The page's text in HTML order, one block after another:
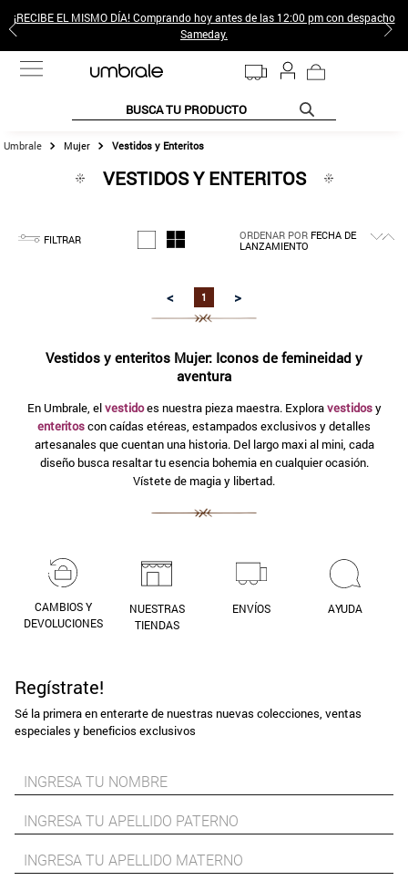
¡RECIBE EL MISMO DÍA! Comprando hoy antes de las 12:00 pm con despacho
Sameday.
BUSCA TU PRODUCTO
Mujer Vestidos y Enteritos
VESTIDOS Y ENTERITOS
FILTRAR ORDENAR POR FECHA DE
LANZAMIENTO
< 1 >
Vestidos y enteritos Mujer: Iconos de femineidad y
aventura
En Umbrale, elvestidoes nuestra pieza maestra. Exploravestidosy
enteritoscon caídas etéreas, estampados exclusivos y detalles
artesanales que cuentan una historia. Del largo maxi al mini, cada
diseño busca resaltar tu esencia bohemia en cualquier ocasión.
Vístete de magia y libertad.
CAMBIOS Y
DEVOLUCIONES
NUESTRAS
TIENDAS
ENVÍOS AYUDA
Regístrate!
Sé la primera en enterarte de nuestras nuevas colecciones, ventas
especiales y beneficios exclusivos
TÉRMINOS MÁS BUSCADOS
jeans pantalones
3.
sweter
7.
cafe
collar
9.
aros
10. blanco